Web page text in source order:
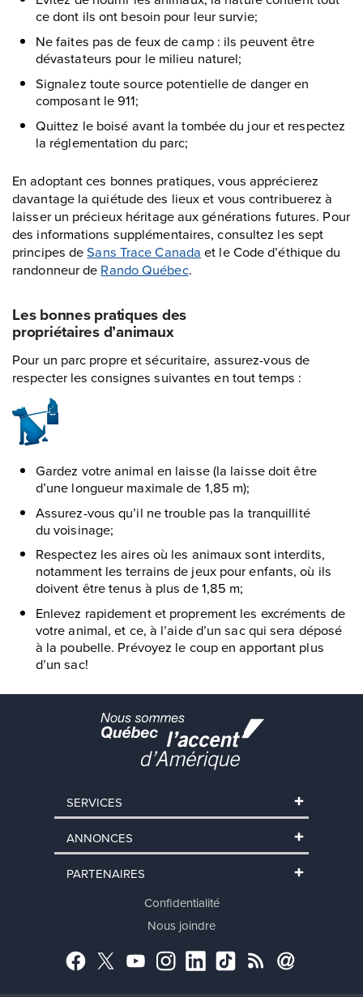
ce dont ils ont besoin pour leur survie;
Ne faites pas de feux de camp : ils peuvent être
dévastateurs pour le milieu naturel;
Signalez toute source potentielle de danger en
composant le 911;
Quittez le boisé avant la tombée du jour et respectez
la réglementation du parc;
En adoptant ces bonnes pratiques, vous apprécierez
davantage la quiétude des lieux et vous contribuerez à
laisser un précieux héritage aux générations futures. Pour
des informations supplémentaires, consultez les sept
principes deSans Trace Canada et le Code d’éthique du
randonneur de Rando Québec.
Les bonnes pratiques des
propriétaires d’animaux
Pour un parc propre et sécuritaire, assurez-vous de
respecter les consignes suivantes en tout temps :
Gardez votre animal en laisse (la laisse doit être
d’une longueur maximale de 1,85 m);
Assurez-vous qu’il ne trouble pas la tranquillité
du voisinage;
Respectez les aires où les animaux sont interdits,
notamment les terrains de jeux pour enfants, où ils
doivent être tenus à plus de 1,85 m;
Enlevez rapidement et proprement les excréments de
votre animal, et ce, à l’aide d’un sac qui sera déposé
à la poubelle. Prévoyez le coup en apportant plus
d’un sac!
SERVICES
ANNONCES
PARTENAIRES
Confidentialité
Nous joindre
Facebook
TwitterYouTubeInstagram
LinkedInTikTokRSS Abonnement